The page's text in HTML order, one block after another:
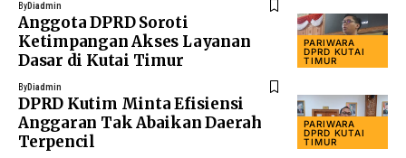
ByDiadmin
PARIWARA
DPRD KUTAI
TIMUR
Anggota DPRD Soroti
Ketimpangan Akses Layanan
Dasar di Kutai Timur
ByDiadmin
PARIWARA
DPRD KUTAI
TIMUR
DPRD Kutim Minta Efisiensi
Anggaran Tak Abaikan Daerah
Terpencil